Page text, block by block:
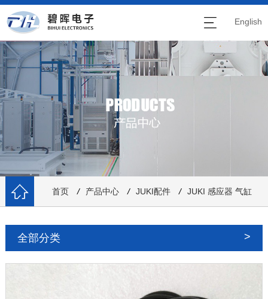
English
首页 / 产品中心 / JUKI配件 / JUKI 感应器 气缸
全部分类